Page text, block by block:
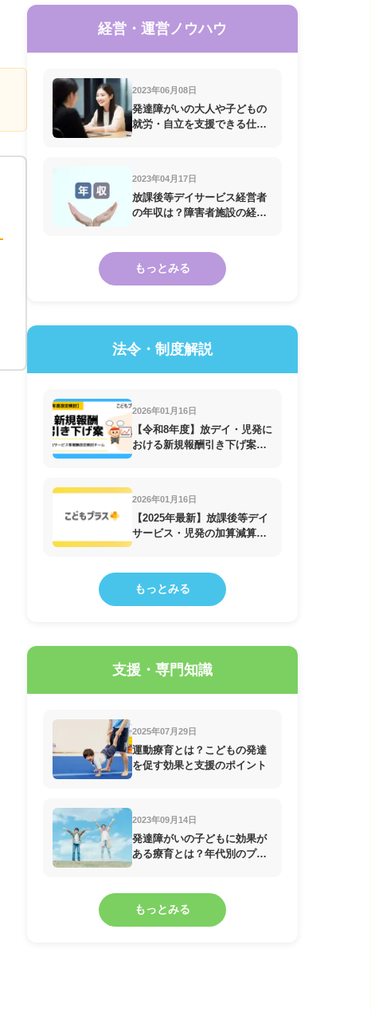
経営・運営ノウハウ
2023年06月08日
発達障がいの大人や子どもの
就労・自立を支援できる仕事7
2023年04月17日
放課後等デイサービス経営者
の年収は？障害者施設の経営
もっとみる
法令・制度解説
2026年01月16日
【令和8年度】放デイ・児発に
おける新規報酬引き下げ案！
2026年01月16日
【2025年最新】放課後等デイ
サービス・児発の加算減算一
もっとみる
支援・専門知識
2025年07月29日
運動療育とは？こどもの発達
を促す効果と支援のポイント
2023年09月14日
発達障がいの子どもに効果が
ある療育とは？年代別のプロ
もっとみる